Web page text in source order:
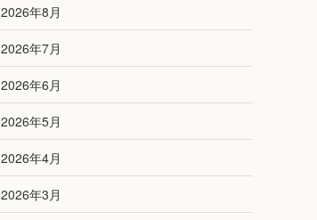
2026年8月
2026年7月
2026年6月
2026年5月
2026年4月
2026年3月